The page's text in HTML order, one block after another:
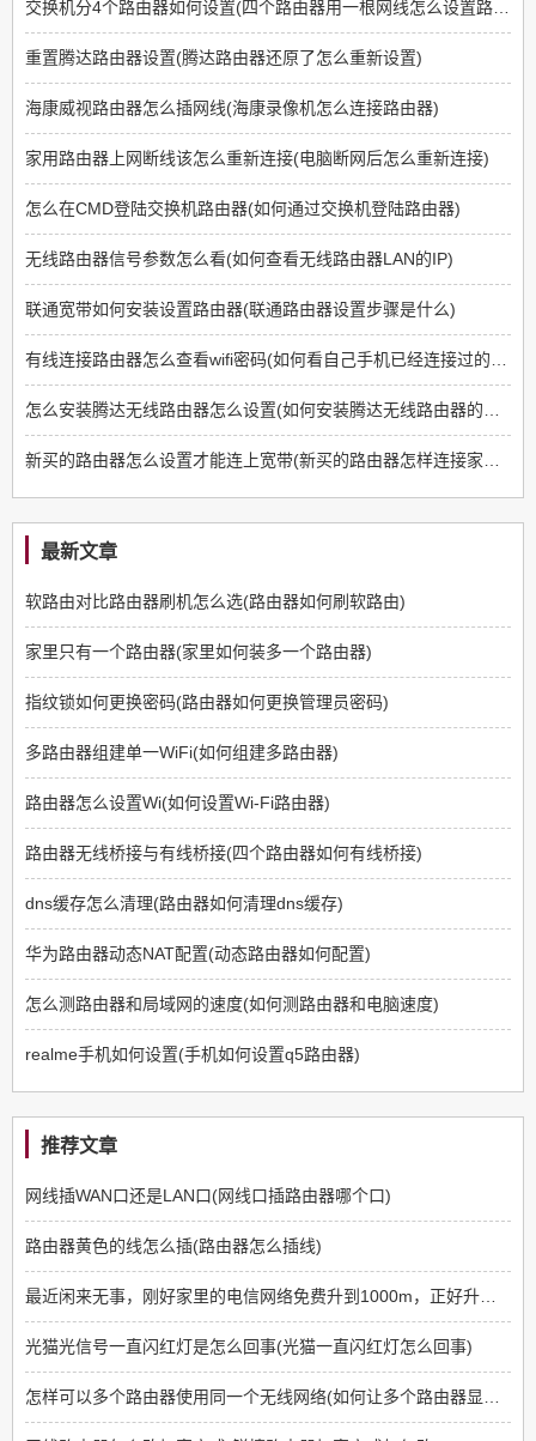
重置腾达路由器设置(腾达路由器还原了怎么重新设置)
海康威视路由器怎么插网线(海康录像机怎么连接路由器)
家用路由器上网断线该怎么重新连接(电脑断网后怎么重新连接)
怎么在CMD登陆交换机路由器(如何通过交换机登陆路由器)
无线路由器信号参数怎么看(如何查看无线路由器LAN的IP)
联通宽带如何安装设置路由器(联通路由器设置步骤是什么)
最新文章
软路由对比路由器刷机怎么选(路由器如何刷软路由)
家里只有一个路由器(家里如何装多一个路由器)
指纹锁如何更换密码(路由器如何更换管理员密码)
多路由器组建单一WiFi(如何组建多路由器)
路由器怎么设置Wi(如何设置Wi-Fi路由器)
路由器无线桥接与有线桥接(四个路由器如何有线桥接)
dns缓存怎么清理(路由器如何清理dns缓存)
华为路由器动态NAT配置(动态路由器如何配置)
怎么测路由器和局域网的速度(如何测路由器和电脑速度)
realme手机如何设置(手机如何设置q5路由器)
推荐文章
网线插WAN口还是LAN口(网线口插路由器哪个口)
路由器黄色的线怎么插(路由器怎么插线)
光猫光信号一直闪红灯是怎么回事(光猫一直闪红灯怎么回事)